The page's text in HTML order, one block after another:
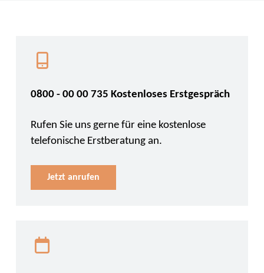
0800 - 00 00 735 Kostenloses Erstgespräch
Rufen Sie uns gerne für eine kostenlose
telefonische Erstberatung an.
Jetzt anrufen